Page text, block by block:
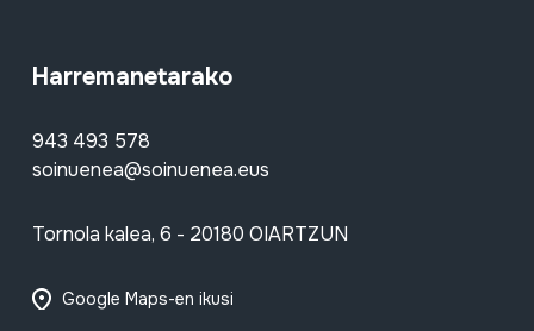
Harremanetarako
943 493 578
soinuenea@soinuenea.eus
Tornola kalea, 6 - 20180 OIARTZUN
Google Maps-en ikusi